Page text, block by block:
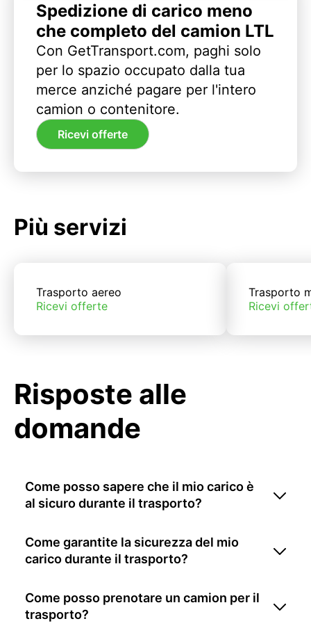
Spedizione di carico meno
che completo del camion LTL
Con GetTransport.com, paghi solo
per lo spazio occupato dalla tua
merce anziché pagare per l'intero
camion o contenitore.
Ricevi offerte
Più servizi
Trasporto aereo
Ricevi offerte
Trasporto
Ricevi
Risposte alle
domande
Come posso sapere che il mio carico è
al sicuro durante il trasporto?
Come garantite la sicurezza del mio
carico durante il trasporto?
Come posso prenotare un camion per il
trasporto?